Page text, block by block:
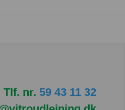
Tlf. nr. 59 43 11 32